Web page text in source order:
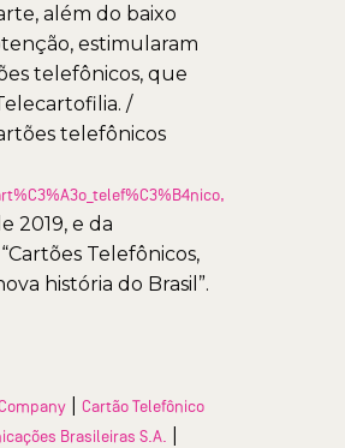
além do baixo
estimularam
telefônicos, que
/
telefônicos
2019, e da
Telefônicos,
história do Brasil”.
|Cartão Telefônico
Brasileiras S.A.